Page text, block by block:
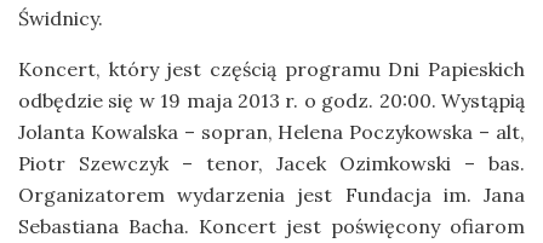
Świdnicy.
Koncert, który jest częścią programu Dni Papieskich
odbędzie się w 19 maja 2013 r. o godz. 20:00. Wystąpią
Jolanta Kowalska – sopran, Helena Poczykowska – alt,
Piotr Szewczyk – tenor, Jacek Ozimkowski – bas.
Organizatorem wydarzenia jest Fundacja im. Jana
Sebastiana Bacha. Koncert jest poświęcony ofiarom